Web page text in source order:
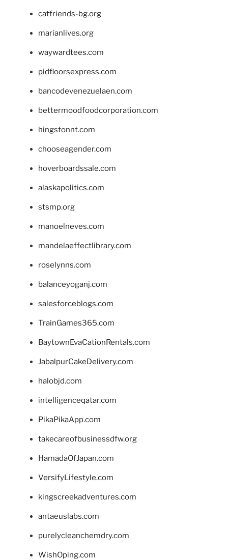
catfriends-bg.org
marianlives.org
waywardtees.com
pidfloorsexpress.com
bancodevenezuelaen.com
bettermoodfoodcorporation.com
hingstonnt.com
chooseagender.com
hoverboardssale.com
alaskapolitics.com
stsmp.org
manoelneves.com
mandelaeffectlibrary.com
roselynns.com
balanceyoganj.com
salesforceblogs.com
TrainGames365.com
BaytownEvaCationRentals.com
JabalpurCakeDelivery.com
halobjd.com
intelligenceqatar.com
PikaPikaApp.com
takecareofbusinessdfw.org
HamadaOfJapan.com
VersifyLifestyle.com
kingscreekadventures.com
antaeuslabs.com
purelycleanchemdry.com
WishOping.com